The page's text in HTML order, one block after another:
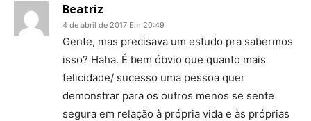
Beatriz
4 de abril de 2017 Em 20:49
Gente, mas precisava um estudo pra sabermos
isso? Haha. É bem óbvio que quanto mais
felicidade/ sucesso uma pessoa quer
demonstrar para os outros menos se sente
segura em relação à própria vida e às próprias